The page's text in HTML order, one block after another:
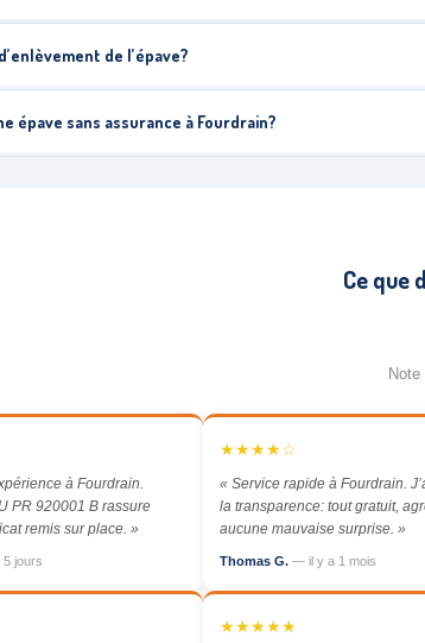
de l’épave?
épave sans assurance à Fourdrain?
Ce que
à Fourdrain.
PR 920001 B rassure
remis sur place. »
jours
★★★★☆
« Service rapide à Fourdrain.
la transparence: tout gratuit,
aucune mauvaise surprise. »
Thomas G. — il y a 1 mois
★★★★★